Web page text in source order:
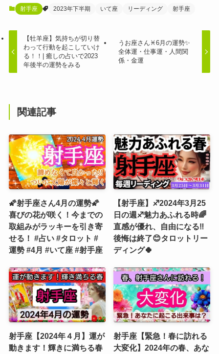
射手座 2023年下半期 いて座 リーディング 射手座
【牡羊座】気持ちが切り替
わって行動を起こしていけ
る！！| 癒しの占いで2023
年後半の運勢をみる
うお座さん♓️6月の運勢✨
全体運・仕事運・人間関
係・金運
関連記事
🌠射手座さん4月の運勢🌠
喜びの花が咲く！今までの
取組みがラッキーを引き寄
せる！ #占い #タロット #
運勢 #4月 #いて座 #射手座
【射手座】♐️2024年3月25
日の週♐️魅力あふれる時🌈
直感が優れ、自由になる‼️
後悔は終了😊タロットリー
ディング🍀
射手座【2024年４月】運が
動きます！輝きに満ちる春
射手座【緊急！春に訪れる
大変化】2024年の春、あな